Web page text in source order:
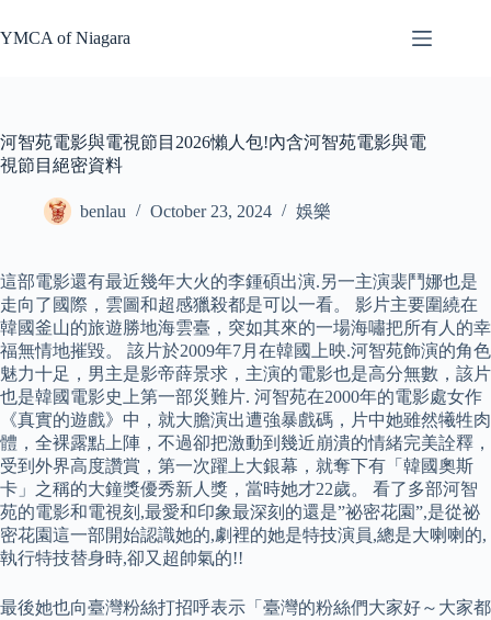
to
content
YMCA of Niagara
河智苑電影與電視節目2026懶人包!內含河智苑電影與電
視節目絕密資料
benlau October 23, 2024 娛樂
這部電影還有最近幾年大火的李鍾碩出演.另一主演裴鬥娜也是
走向了國際，雲圖和超感獵殺都是可以一看。 影片主要圍繞在
韓國釜山的旅遊勝地海雲臺，突如其來的一場海嘯把所有人的幸
福無情地摧毀。 該片於2009年7月在韓國上映.河智苑飾演的角色
魅力十足，男主是影帝薛景求，主演的電影也是高分無數，該片
也是韓國電影史上第一部災難片. 河智苑在2000年的電影處女作
《真實的遊戲》中，就大膽演出遭強暴戲碼，片中她雖然犧牲肉
體，全裸露點上陣，不過卻把激動到幾近崩潰的情緒完美詮釋，
受到外界高度讚賞，第一次躍上大銀幕，就奪下有「韓國奧斯
卡」之稱的大鐘獎優秀新人獎，當時她才22歲。 看了多部河智
苑的電影和電視刻,最愛和印象最深刻的還是”祕密花園”,是從祕
密花園這一部開始認識她的,劇裡的她是特技演員,總是大喇喇的,
執行特技替身時,卻又超帥氣的!!
最後她也向臺灣粉絲打招呼表示「臺灣的粉絲們大家好～大家都